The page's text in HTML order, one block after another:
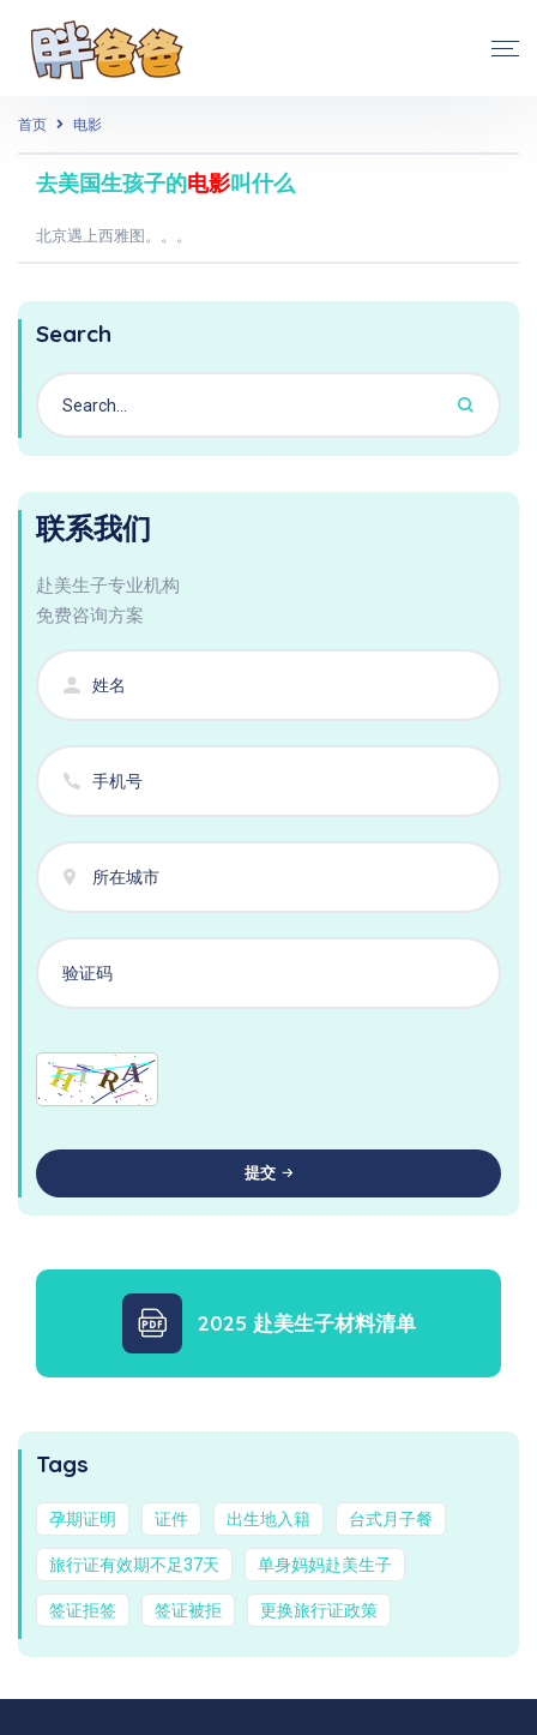
首页 电影
去美国生孩子的电影叫什么
北京遇上西雅图。。。
Search
联系我们
赴美生子专业机构
免费咨询方案
提交
2025 赴美生子材料清单
Tags
孕期证明 证件 出生地入籍 台式月子餐
旅行证有效期不足37天 单身妈妈赴美生子
签证拒签 签证被拒 更换旅行证政策